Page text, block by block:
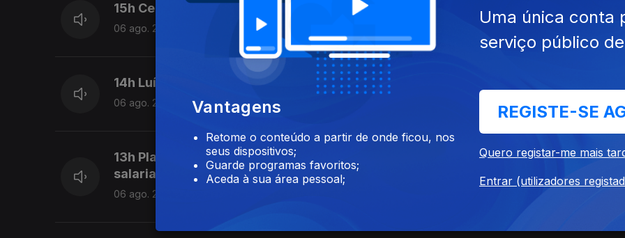
15h Ceuta ainda não voltou à normalidade diz responsável da região
06 ago. 2026
14h Luís Neves vai ser julgado pelo Tribunal de Contas por infrações financeiras na
06 ago. 2026
13h Plataforma para os Direitos das Mulheres saúda penalizações para
salarial
06 ago. 2026
Vantagens
Retome o conteúdo a partir de onde ficou, nos
seus dispositivos;
Guarde programas favoritos;
Aceda à sua área pessoal;
Uma única conta
serviço público
REGISTE-SE
Quero registar-me mais
Entrar (utilizadores